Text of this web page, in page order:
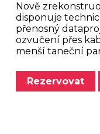
Nově
disponuje
přenosný
ozvučení přes
menší taneční
Rezervovat